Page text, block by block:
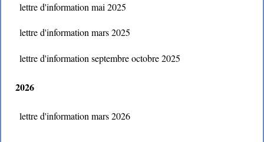
lettre d'information mai 2025
lettre d'information mars 2025
lettre d'information septembre octobre 2025
2026
lettre d'information mars 2026